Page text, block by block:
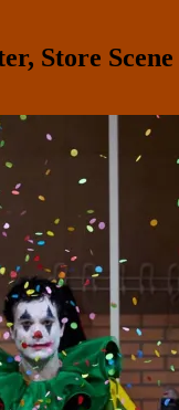
Store Scene